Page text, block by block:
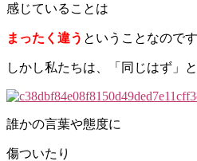
感じていることは
まったく違う ということなのです
しかし私たちは、「同じはず」
誰かの言葉や態度に
傷ついたり